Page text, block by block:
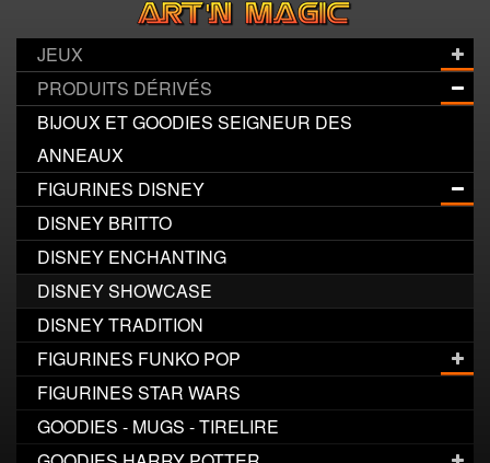
JEUX
PRODUITS DÉRIVÉS
BIJOUX ET GOODIES SEIGNEUR DES
ANNEAUX
FIGURINES DISNEY
DISNEY BRITTO
DISNEY ENCHANTING
DISNEY SHOWCASE
DISNEY TRADITION
FIGURINES FUNKO POP
FIGURINES STAR WARS
GOODIES - MUGS - TIRELIRE